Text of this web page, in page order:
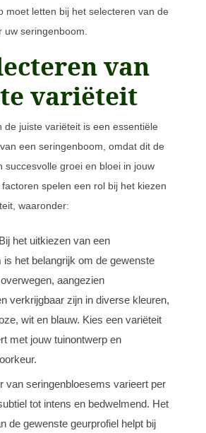
moet letten bij het selecteren van de
uw seringenboom.
van
variëteit
de juiste variëteit is een essentiële
een seringenboom, omdat dit de
succesvolle groei en bloei in jouw
spelen een rol bij het kiezen
waaronder:
Bij het uitkiezen van een
is het belangrijk om de gewenste
aangezien
verkrijgbaar zijn in diverse kleuren,
wit en blauw. Kies een variëteit
met jouw tuinontwerp en
van seringenbloesems varieert per
tot intens en bedwelmend. Het
de gewenste geurprofiel helpt bij